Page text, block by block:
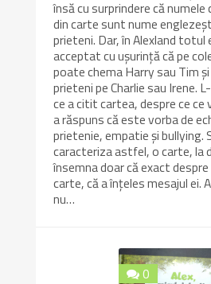
însă cu surprindere că
din carte sunt nume
prieteni. Dar, în Alexland totul
acceptat cu ușurință că pe
poate chema Harry sau Tim
prieteni pe Charlie sau Irene.
ce a citit cartea, despre ce
a răspuns că este vorba de
prietenie, empatie și bullying.
caracteriza astfel, o carte, la
însemna doar că exact
carte, că a înțeles mesajul ei.
nu…
0